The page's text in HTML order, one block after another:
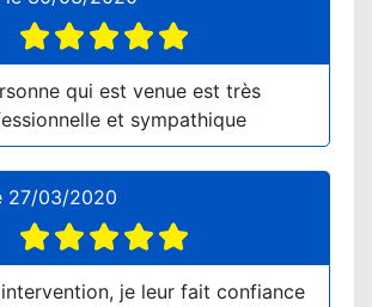
qui est venue est très
et sympathique
27/03/2020
je leur fait confiance